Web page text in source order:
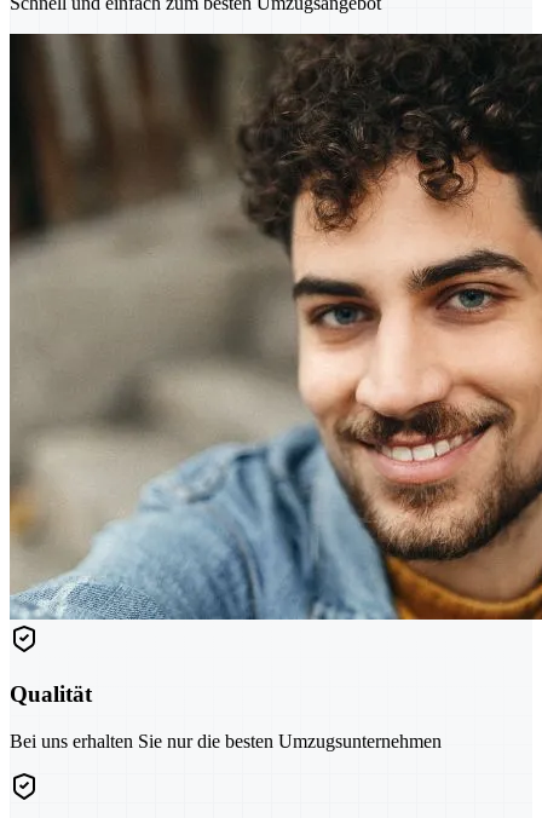
Qualität
Bei uns erhalten Sie nur die besten Umzugsunternehmen